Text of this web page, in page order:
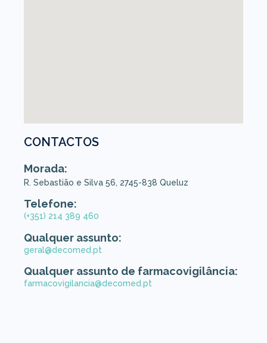
CONTACTOS
Morada:
R. Sebastião e Silva 56, 2745-838 Queluz
Telefone:
(+351) 214 389 460
Qualquer assunto:
geral@decomed.pt
Qualquer assunto de farmacovigilância:
farmacovigilancia@decomed.pt